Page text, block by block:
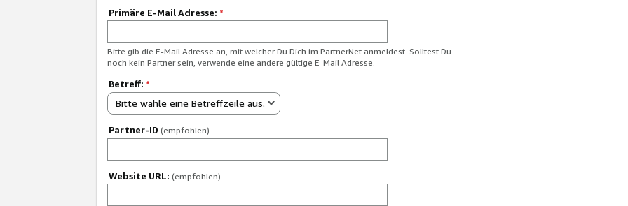
Primäre E-Mail Adresse: *
Bitte gib die E-Mail Adresse an, mit welcher Du Dich im PartnerNet anmeldest. Solltest Du
noch kein Partner sein, verwende eine andere gültige E-Mail Adresse.
Betreff: *
Bitte wähle eine Betreffzeile aus.
Partner-ID (empfohlen)
Website URL: (empfohlen)